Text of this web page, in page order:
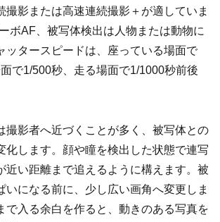
撮影または高速連続撮影＋が適していま
ボAF、被写体検出は人物または動物に
ッタースピードは、座っている場面で
で1/500秒、走る場面で1/1000秒前後
撮影者へ近づくことが多く、被写体との
化します。顔や瞳を検出した状態で連写
近い距離まで追えるように構えます。被
いになる前に、少し広い画角へ変更しま
で入る余白を作ると、動きのある写真を